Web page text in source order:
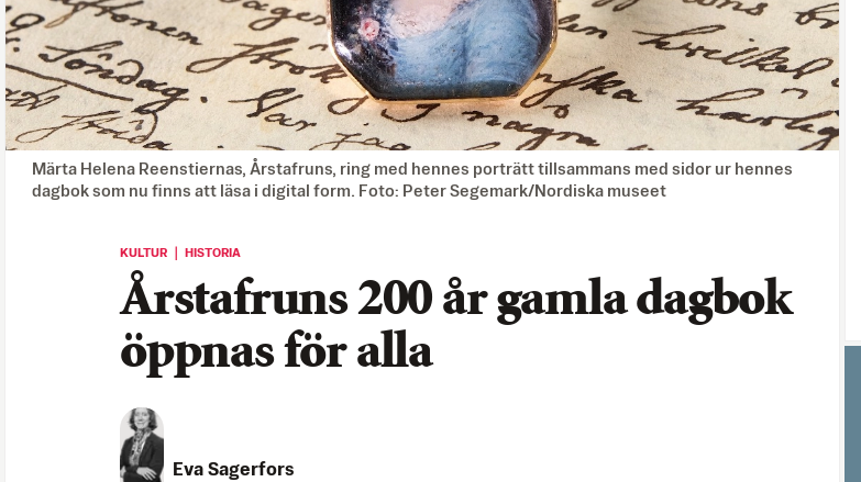
Märta Helena Reenstiernas, Årstafruns, ring med hennes porträtt tillsammans med sidor ur hennes
dagbok som nu finns att läsa i digital form. Foto: Peter Segemark/Nordiska museet
KULTUR ｜ HISTORIA
Årstafruns 200 år gamla dagbok
öppnas för alla
Eva Sagerfors